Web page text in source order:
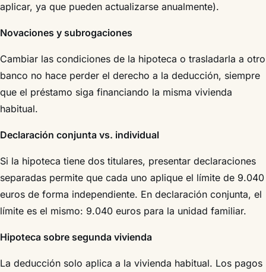
aplicar, ya que pueden actualizarse anualmente).
Novaciones y subrogaciones
Cambiar las condiciones de la hipoteca o trasladarla a otro
banco no hace perder el derecho a la deducción, siempre
que el préstamo siga financiando la misma vivienda
habitual.
Declaración conjunta vs. individual
Si la hipoteca tiene dos titulares, presentar declaraciones
separadas permite que cada uno aplique el límite de 9.040
euros de forma independiente. En declaración conjunta, el
límite es el mismo: 9.040 euros para la unidad familiar.
Hipoteca sobre segunda vivienda
La deducción solo aplica a la vivienda habitual. Los pagos